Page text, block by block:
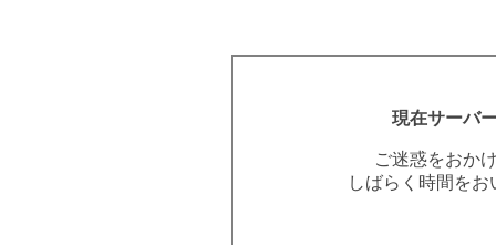
現在サーバ
ご迷惑をおか
しばらく時間を